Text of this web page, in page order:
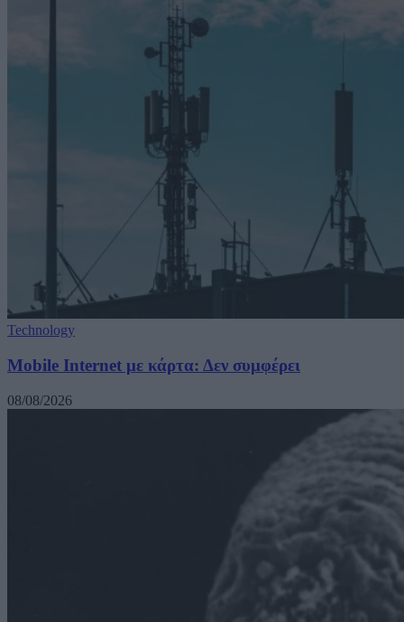
Technology
Mobile Internet με κάρτα: Δεν συμφέρει
08/08/2026